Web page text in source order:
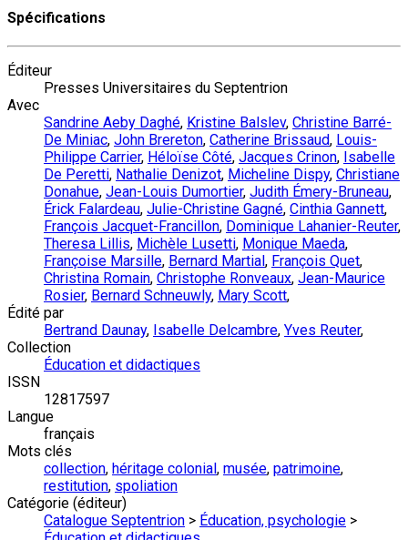
Spécifications
Éditeur
Presses Universitaires du Septentrion
Avec
Sandrine Aeby Daghé, Kristine Balslev, Christine Barré-
De Miniac, John Brereton, Catherine Brissaud, Louis-
Philippe Carrier, Héloïse Côté, Jacques Crinon, Isabelle
De Peretti, Nathalie Denizot, Micheline Dispy, Christiane
Donahue, Jean-Louis Dumortier, Judith Émery-Bruneau,
Érick Falardeau, Julie-Christine Gagné, Cinthia Gannett,
François Jacquet-Francillon, Dominique Lahanier-Reuter,
Theresa Lillis, Michèle Lusetti, Monique Maeda,
Françoise Marsille, Bernard Martial , François Quet,
Christina Romain, Christophe Ronveaux, Jean-Maurice
Rosier, Bernard Schneuwly, Mary Scott,
Édité par
Bertrand Daunay, Isabelle Delcambre, Yves Reuter,
Collection
Éducation et didactiques
ISSN
12817597
Langue
français
Mots clés
collection, héritage colonial , musée, patrimoine,
restitution, spoliation
Catégorie (éditeur)
Catalogue Septentrion > Éducation, psychologie >